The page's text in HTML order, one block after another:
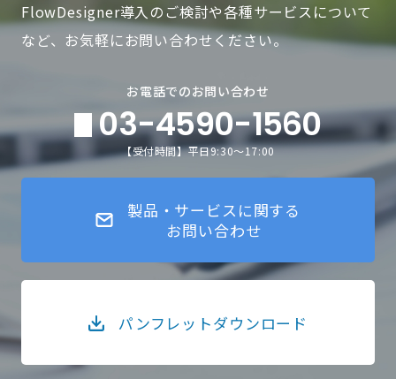
FlowDesigner導入のご検討や各種サービスについて
など、お気軽にお問い合わせください。
お電話でのお問い合わせ
03-4590-1560
【受付時間】平日9:30～17:00
製品・サービスに関する
お問い合わせ
パンフレットダウンロード